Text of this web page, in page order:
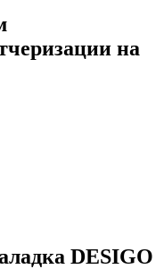
на
DESIGO